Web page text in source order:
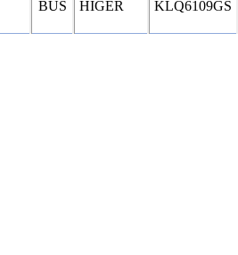
BUS HIGER KLQ6109GS